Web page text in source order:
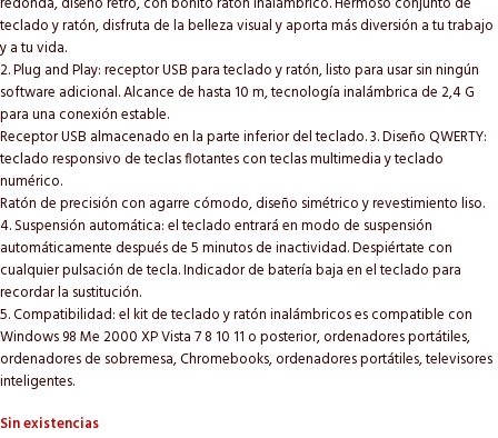
teclado y ratón, disfruta de la belleza visual y aporta más diversión a tu trabajo
y a tu vida.
2. Plug and Play: receptor USB para teclado y ratón, listo para usar sin ningún
software adicional. Alcance de hasta 10 m, tecnología inalámbrica de 2,4 G
para una conexión estable.
Receptor USB almacenado en la parte inferior del teclado. 3. Diseño QWERTY:
teclado responsivo de teclas flotantes con teclas multimedia y teclado
numérico.
Ratón de precisión con agarre cómodo, diseño simétrico y revestimiento liso.
4. Suspensión automática: el teclado entrará en modo de suspensión
automáticamente después de 5 minutos de inactividad. Despiértate con
cualquier pulsación de tecla. Indicador de batería baja en el teclado para
recordar la sustitución.
5. Compatibilidad: el kit de teclado y ratón inalámbricos es compatible con
Windows 98 Me 2000 XP Vista 7 8 10 11 o posterior, ordenadores portátiles,
ordenadores de sobremesa, Chromebooks, ordenadores portátiles, televisores
inteligentes.
Sin existencias